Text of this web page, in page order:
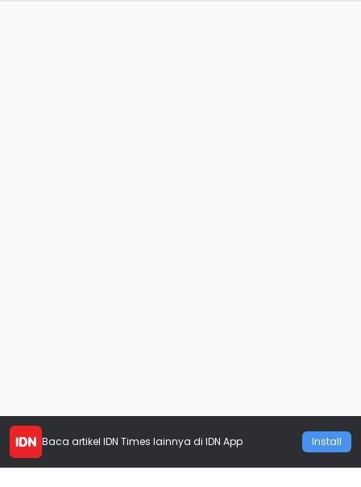
Baca artikel IDN Times lainnya di IDN App Install